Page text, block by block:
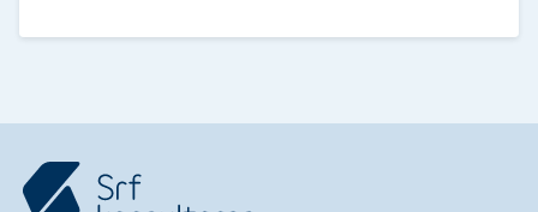
hos näringslivet och samhället i stort.